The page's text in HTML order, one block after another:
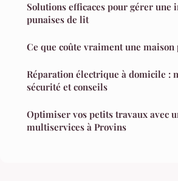
Solutions efficaces pour gérer une
punaises de lit
Ce que coûte vraiment une maison
Réparation électrique à domicile :
sécurité et conseils
Optimiser vos petits travaux avec
multiservices à Provins